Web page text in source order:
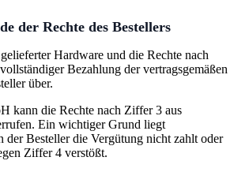
der Rechte des Bestellers
Hardware und die Rechte nach
Bezahlung der vertragsgemäßen
über.
kann die Rechte nach Ziffer 3 aus
Ein wichtiger Grund liegt
der Besteller die Vergütung nicht zahlt oder
Ziffer 4 verstößt.